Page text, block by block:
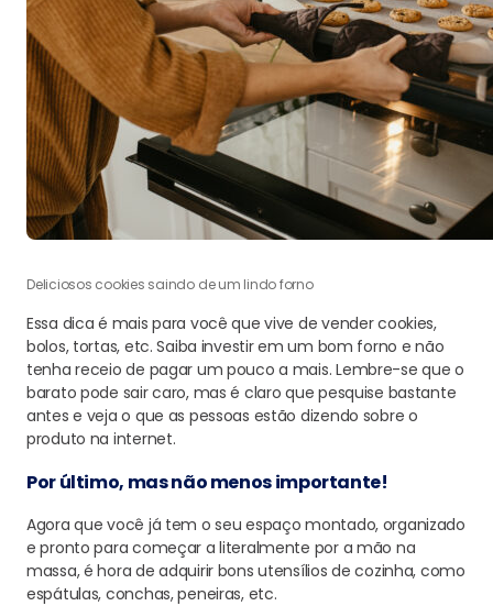
Deliciosos cookies saindo de um lindo forno
Essa dica é mais para você que vive de vender cookies,
bolos, tortas, etc. Saiba investir em um bom forno e não
tenha receio de pagar um pouco a mais. Lembre-se que o
barato pode sair caro, mas é claro que pesquise bastante
antes e veja o que as pessoas estão dizendo sobre o
produto na internet.
Por último, mas não menos importante!
Agora que você já tem o seu espaço montado, organizado
e pronto para começar a literalmente por a mão na
massa, é hora de adquirir bons utensílios de cozinha, como
espátulas, conchas, peneiras, etc.